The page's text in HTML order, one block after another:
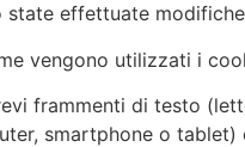
state effettuate
vengono utilizzati i
frammenti di testo
smartphone o tablet)